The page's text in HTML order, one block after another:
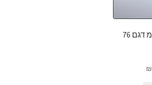
₪המחיר